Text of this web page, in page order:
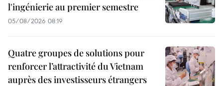
l'ingénierie au premier semestre
05/08/2026 08:19
Quatre groupes de solutions pour
renforcer l’attractivité du Vietnam
auprès des investisseurs étrangers